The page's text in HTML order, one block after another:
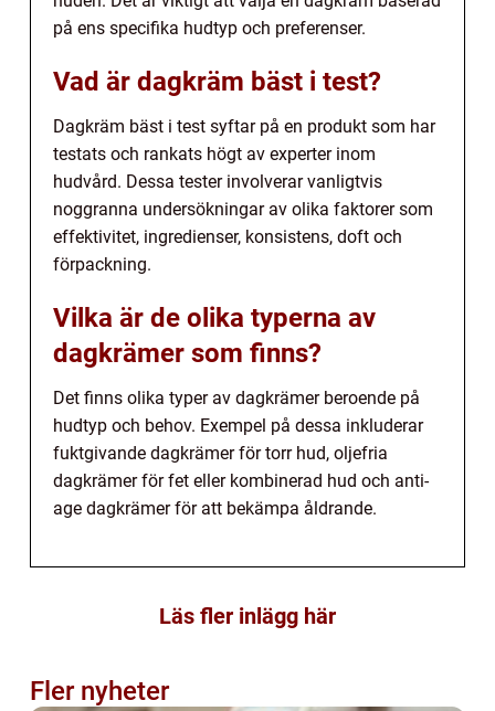
på ens specifika hudtyp och preferenser.
Vad är dagkräm bäst i test?
Dagkräm bäst i test syftar på en produkt som har
testats och rankats högt av experter inom
hudvård. Dessa tester involverar vanligtvis
noggranna undersökningar av olika faktorer som
effektivitet, ingredienser, konsistens, doft och
förpackning.
Vilka är de olika typerna av
dagkrämer som finns?
Det finns olika typer av dagkrämer beroende på
hudtyp och behov. Exempel på dessa inkluderar
fuktgivande dagkrämer för torr hud, oljefria
dagkrämer för fet eller kombinerad hud och anti-
age dagkrämer för att bekämpa åldrande.
Läs fler inlägg här
Fler nyheter